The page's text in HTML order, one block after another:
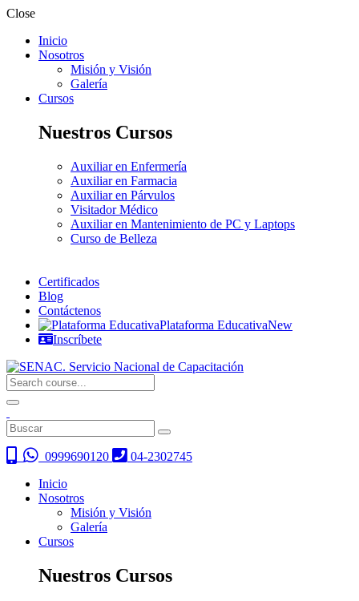
Close
Inicio
Nosotros
Misión y Visión
Galería
Cursos
Nuestros Cursos
Auxiliar en Enfermería
Auxiliar en Farmacia
Auxiliar en Párvulos
Visitador Médico
Auxiliar en Mantenimiento de PC y Laptops
Curso de Belleza
Certificados
Blog
Contáctenos
Plataforma EducativaNew
Inscríbete
0999690120
04-2302745
Inicio
Nosotros
Misión y Visión
Galería
Cursos
Nuestros Cursos